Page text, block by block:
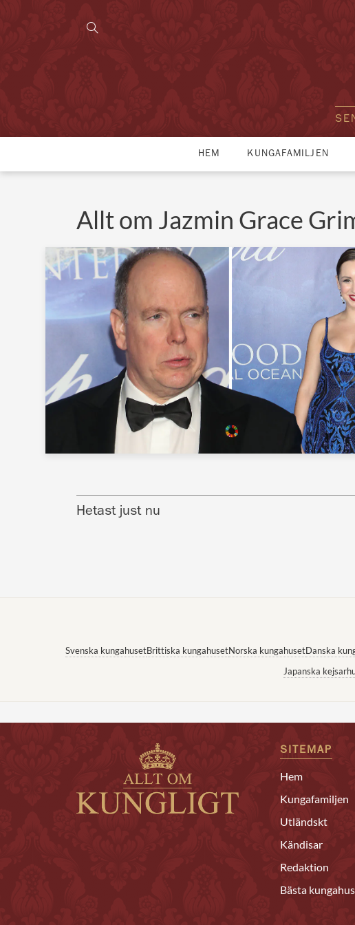
HEM KUNGAFAMILJEN
Allt om Jazmin Grace
Hetast just nu
Svenska kungahusetBrittiska kungahusetNorska kungahusetDanska
Japanska
SITEMAP
Hem
Kungafamiljen
Utländskt
Kändisar
Redaktion
Bästa